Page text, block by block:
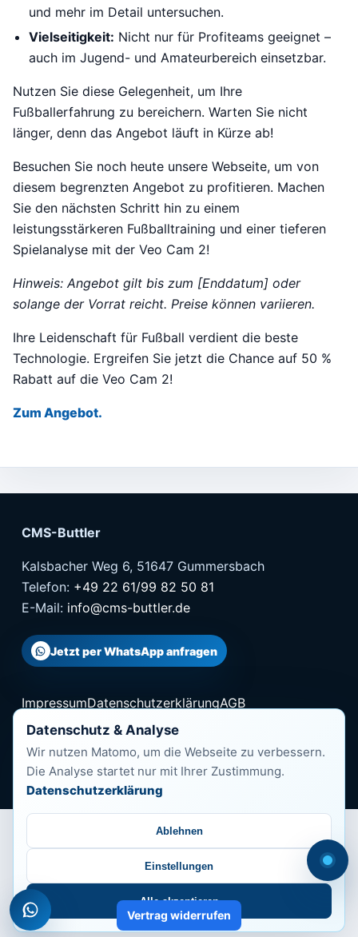
und mehr im Detail untersuchen.
Vielseitigkeit: Nicht nur für Profiteams geeignet –
auch im Jugend- und Amateurbereich einsetzbar.
Nutzen Sie diese Gelegenheit, um Ihre
Fußballerfahrung zu bereichern. Warten Sie nicht
länger, denn das Angebot läuft in Kürze ab!
Besuchen Sie noch heute unsere Webseite, um von
diesem begrenzten Angebot zu profitieren. Machen
Sie den nächsten Schritt hin zu einem
leistungsstärkeren Fußballtraining und einer tieferen
Spielanalyse mit der Veo Cam 2!
Hinweis: Angebot gilt bis zum [Enddatum] oder
solange der Vorrat reicht. Preise können variieren.
Ihre Leidenschaft für Fußball verdient die beste
Technologie. Ergreifen Sie jetzt die Chance auf 50 %
Rabatt auf die Veo Cam 2!
Zum Angebot.
CMS-Buttler
Kalsbacher Weg 6, 51647 Gummersbach
Telefon: +49 22 61/99 82 50 81
E-Mail: info@cms-buttler.de
Jetzt per WhatsApp anfragen
ImpressumDatenschutzerklärungAGB
Cookie-Richtlinie Barrierefreiheit
© 2026 CMS-Buttler
Datenschutz & Analyse
Wir nutzen Matomo, um die Webseite zu verbessern.
Die Analyse startet nur mit Ihrer Zustimmung.
Datenschutzerklärung
Ablehnen
Einstellungen
Alle akzeptieren
Vertrag widerrufen